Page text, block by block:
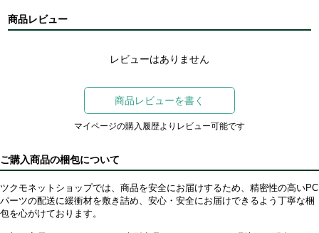
商品レビュー
レビューはありません
商品レビューを書く
マイページの購入履歴よりレビュー可能です
ご購入商品の梱包について
ツクモネットショップでは、商品を安全にお届けするため、精密性の高いPC
パーツの配送に緩衝材を敷き詰め、安心・安全にお届けできるよう丁寧な梱
包を心がけております。